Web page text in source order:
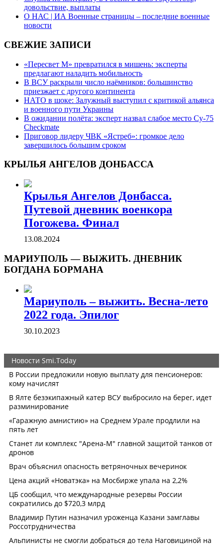
довольствие, выплаты
О НАС | ИА Военные страницы – последние военные
новости
СВЕЖИЕ ЗАПИСИ
«Пересвет М» превратился в мишень: эксперты
предлагают наладить мобильность
В ВСУ раскрыли число наёмников: большинство
приезжает с другого континента
НАТО в шоке: Залужный выступил с критикой альянса
и военного пути Украины
В ожидании полёта: эксперт назвал слабое место Су-75
Checkmate
Приговор лидеру ЧВК «Ястреб»: громкое дело
завершилось большим сроком
КРЫЛЬЯ АНГЕЛОВ ДОНБАССА
Крылья Ангелов Донбасса.
Путевой дневник военкора
Погожева. Финал
13.08.2024
МАРИУПОЛЬ — ВЫЖИТЬ. ДНЕВНИК
БОГДАНА БОРМАНА
Мариуполь – выжить. Весна-лето
2022 года. Эпилог
30.10.2023